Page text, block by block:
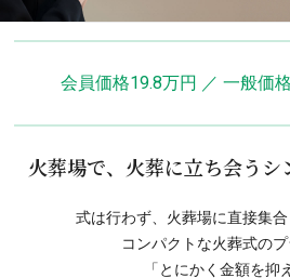
会員価格19.8万円 ／ 一般価
火葬場で、火葬に立ち会うシ
式は行わず、火葬場に直接集合
コンパクトな火葬式のプ
「とにかく金額を抑